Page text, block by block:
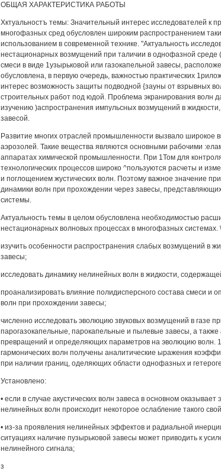
ОБЩАЯ ХАРАКТЕРИСТИКА РАБОТЫ
Хктуальностъ темы: Значительный интерес исследователей к
многофазных сред обусловлен широким распространением
использованием в современной технике. "Актуальность
нестационарных возмущений при таличии в однофазной среде
смеси в виде 1узырьковой или газокапельной завесы,
обусловлена, в первую очередь, важностью практических
интерес возможность защиты подводной {зауны от взрывных
строительных работ под юдой. Проблема экранирования волн
изучению )аспространения импульсных возмущений в
завесой.
Развитие многих отраслей промышленности вызвало широкое
аэрозолей. Такие вещества являются основными рабочими
аппаратах химической промышленности. При 1Том для
технологических процессов широко ^пользуются расчеты и
и поглощением жустических волн. Поэтому важное значение
динамики волн при прохождении через завесы,
системы.
Актуальность темы в целом обусловлена необходимостью
нестационарных волновых процессах в многофазных системах.
изучить особенности распространения слабых возмущений в
завесы;
исследовать динамику нелинейных волн в жидкости,
проанализировать влияние полидисперсного состава смеси
волн при прохождении завесы;
численно исследовать эволюцию звуковых возмущений в газе
парогазокапельные, парокапельные и пылевые завесы, а
превращений и определяющих параметров на эволюцию волн.
гармонических волн получены аналитические ыражения
при наличии границ, оделяющих области однофазных и
Установлено:
• если в случае акустических волн завеса в основном
нелинейных волн происходит некоторое ослабление такого
• из-за проявления нелинейных эффектов и радиальной
ситуациях наличие пузырьковой завесы может приводить к
нелинейного сигнала;
з